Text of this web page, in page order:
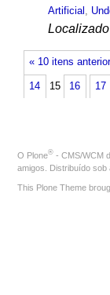
Artificial ,
« 10 itens
14 15 16 17
O Plone® - CMS/WCM
amigos. Distribuído sob
This Plone Theme